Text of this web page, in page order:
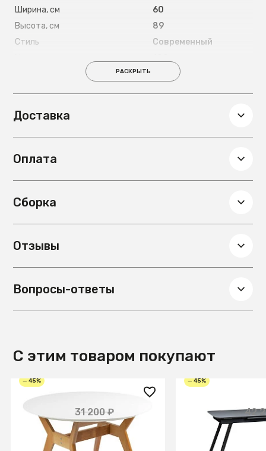
Ширина, см
60
Высота, см
89
Стиль
Современный
Черный
Глубина, см
Материал обивки
РАСКРЫТЬ
Доставка
Оплата
Сборка
Отзывы
Вопросы-ответы
С этим товаром покупают
— 45%
17 150 ₽
31 200 ₽
Стол Нарвик круглый д.960
Белый
— 45%
23 050 ₽
42
Стол Пеле 140-
Dark matte glass